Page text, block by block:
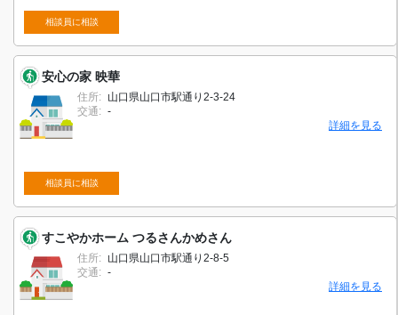
相談員に相談
安心の家 映華
住所:
山口県山口市駅通り2-3-24
交通: -
詳細を見る
相談員に相談
すこやかホーム つるさんかめさん
住所:
山口県山口市駅通り2-8-5
交通: -
詳細を見る